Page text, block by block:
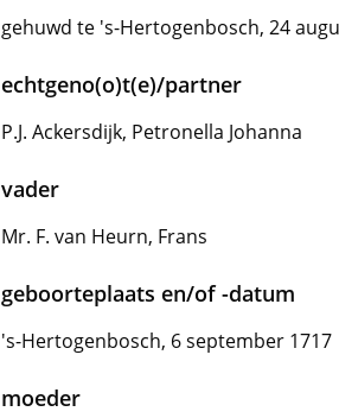
gehuwd te 's-Hertogenbosch, 24
echtgeno(o)t(e)/partner
P.J. Ackersdijk, Petronella Johanna
vader
Mr. F. van Heurn, Frans
geboorteplaats en/of -datum
's-Hertogenbosch, 6 september 1717
moeder